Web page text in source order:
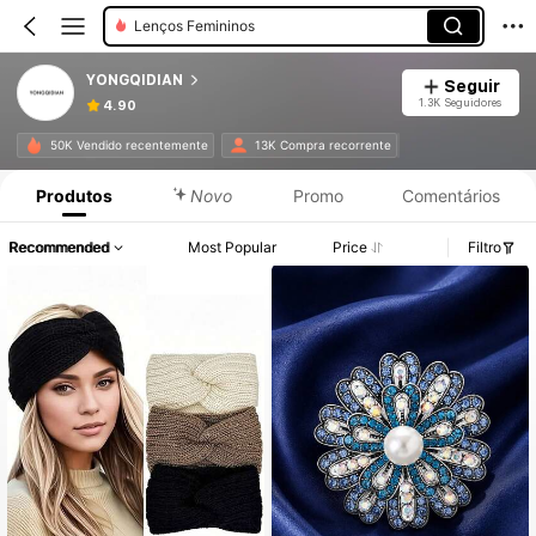
Lenços Femininos
YONGQIDIAN
4.90
Seguir
1.3K Seguidores
50K Vendido recentemente 13K Compra recorrente
Produtos Novo Promo Comentários
Recommended Most Popular Price Filtro